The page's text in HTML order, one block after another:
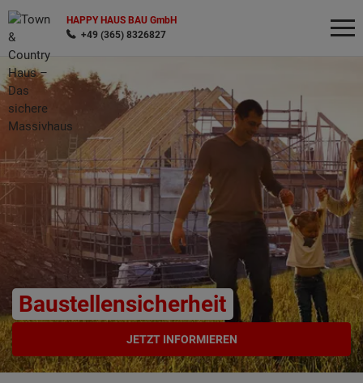
HAPPY HAUS BAU GmbH
+49 (365) 8326827
Baustellensicherheit
JETZT INFORMIEREN
Wonach möchten Sie suchen?